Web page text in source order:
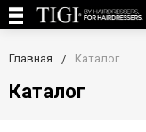
Главная Каталог
Каталог